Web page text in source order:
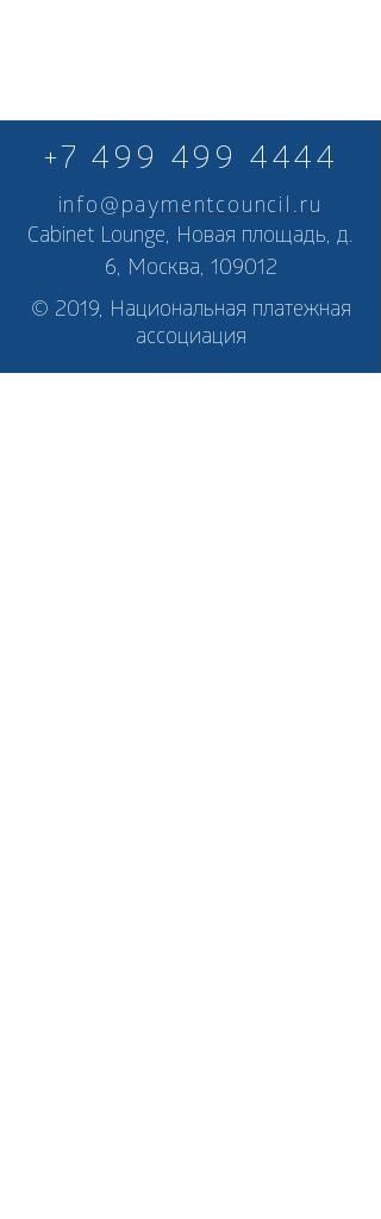
+7 499 499 4444
info@paymentcouncil.ru
Cabinet Lounge, Новая площадь, д.
6, Москва, 109012
© 2019, Национальная платежная
ассоциация